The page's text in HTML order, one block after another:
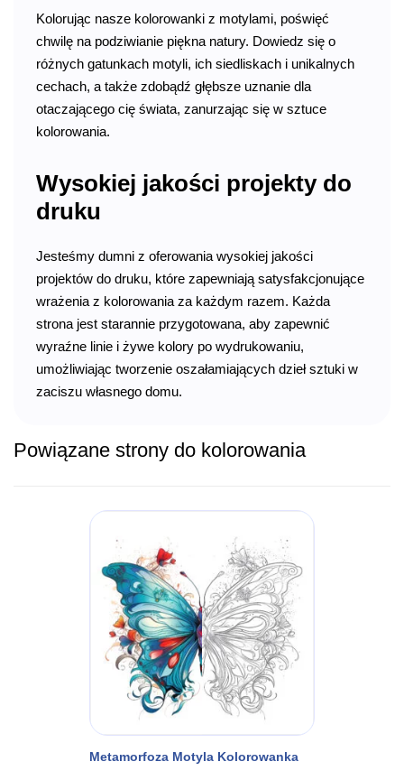
Kolorując nasze kolorowanki z motylami, poświęć
chwilę na podziwianie piękna natury. Dowiedz się o
różnych gatunkach motyli, ich siedliskach i unikalnych
cechach, a także zdobądź głębsze uznanie dla
otaczającego cię świata, zanurzając się w sztuce
kolorowania.
Wysokiej jakości projekty do
druku
Jesteśmy dumni z oferowania wysokiej jakości
projektów do druku, które zapewniają satysfakcjonujące
wrażenia z kolorowania za każdym razem. Każda
strona jest starannie przygotowana, aby zapewnić
wyraźne linie i żywe kolory po wydrukowaniu,
umożliwiając tworzenie oszałamiających dzieł sztuki w
zaciszu własnego domu.
Powiązane strony do kolorowania
Metamorfoza Motyla Kolorowanka